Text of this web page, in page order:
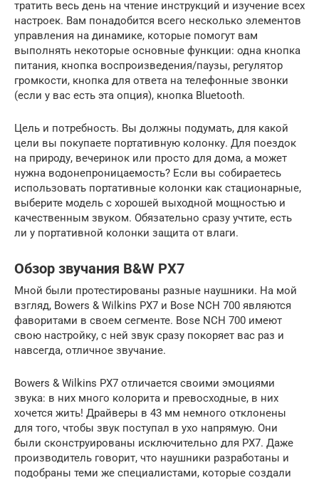
тратить весь день на чтение инструкций и изучение всех
настроек. Вам понадобится всего несколько элементов
управления на динамике, которые помогут вам
выполнять некоторые основные функции: одна кнопка
питания, кнопка воспроизведения/паузы, регулятор
громкости, кнопка для ответа на телефонные звонки
(если у вас есть эта опция), кнопка Bluetooth.
Цель и потребность. Вы должны подумать, для какой
цели вы покупаете портативную колонку. Для поездок
на природу, вечеринок или просто для дома, а может
нужна водонепроницаемость? Если вы собираетесь
использовать портативные колонки как стационарные,
выберите модель с хорошей выходной мощностью и
качественным звуком. Обязательно сразу учтите, есть
ли у портативной колонки защита от влаги.
Обзор звучания B&W PX7
Мной были протестированы разные наушники. На мой
взгляд, Bowers & Wilkins PX7 и Bose NCH 700 являются
фаворитами в своем сегменте. Bose NCH 700 имеют
свою настройку, с ней звук сразу покоряет вас раз и
навсегда, отличное звучание.
Bowers & Wilkins PX7 отличается своими эмоциями
звука: в них много колорита и превосходные, в них
хочется жить! Драйверы в 43 мм немного отклонены
для того, чтобы звук поступал в ухо напрямую. Они
были сконструированы исключительно для PX7. Даже
производитель говорит, что наушники разработаны и
подобраны теми же специалистами, которые создали